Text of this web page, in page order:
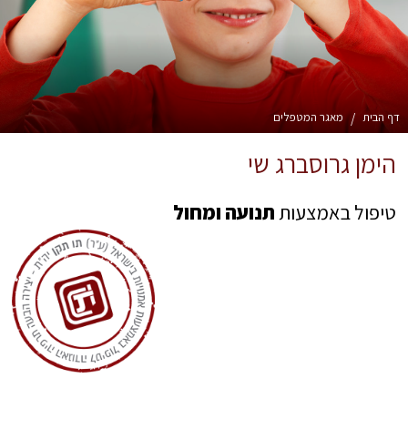
דף הבית / מאגר המטפלים
הימן גרוסברג שי
טיפול באמצעותתנועה ומחול